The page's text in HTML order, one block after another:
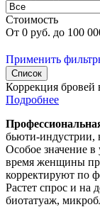
Стоимость
От 0 руб. до 100
Применить
Список
Коррекция бровей
Подробнее
бьюти-индустрии,
Особое значение в
время женщины
корректируют по
Растет спрос и на
биотатуаж,